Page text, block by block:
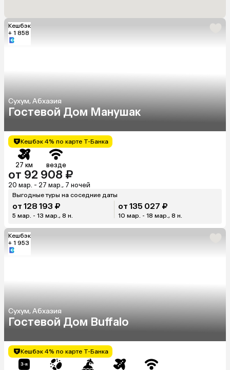
Кешбэк
+ 1 858
Сухум, Абхазия
Гостевой Дом Манушак
Кешбэк 4% по карте Т-Банка
27 км везде
от 92 908 ₽
20 мар. - 27 мар., 7 ночей
Выгодные туры на соседние даты
от 128 193 ₽
5 мар. - 13 мар., 8 н.
от 135 027 ₽
10 мар. - 18 мар., 8 н.
Кешбэк
+ 1 953
Сухум, Абхазия
Гостевой Дом Buffalo
Кешбэк 4% по карте Т-Банка